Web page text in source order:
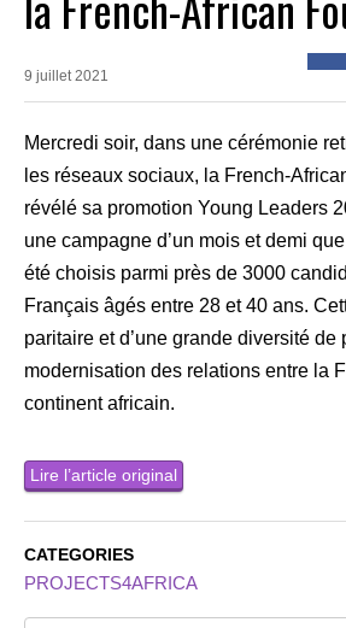
9 juillet 2021
Mercredi soir, dans une cérémonie
les réseaux sociaux, la French-
révélé sa promotion Young Leaders
une campagne d’un mois et demi
été choisis parmi près de 3000
Français âgés entre 28 et 40 ans.
paritaire et d’une grande diversité
modernisation des relations entre la
continent africain.
Lire l’article original
CATEGORIES
PROJECTS4AFRICA